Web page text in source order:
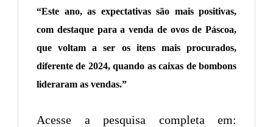
“Este ano, as expectativas são mais positivas,
com destaque para a venda de ovos de Páscoa,
que voltam a ser os itens mais procurados,
diferente de 2024, quando as caixas de bombons
lideraram as vendas.”
Acesse a pesquisa completa em: